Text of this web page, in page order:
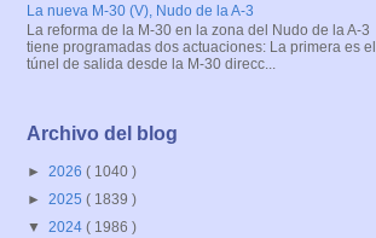
La nueva M-30 (V), Nudo de la A-3
La reforma de la M-30 en la zona del Nudo de la A-3
tiene programadas dos actuaciones: La primera es el
túnel de salida desde la M-30 direcc...
Archivo del blog
► 2026 ( 1040 )
► 2025 ( 1839 )
▼ 2024 ( 1986 )